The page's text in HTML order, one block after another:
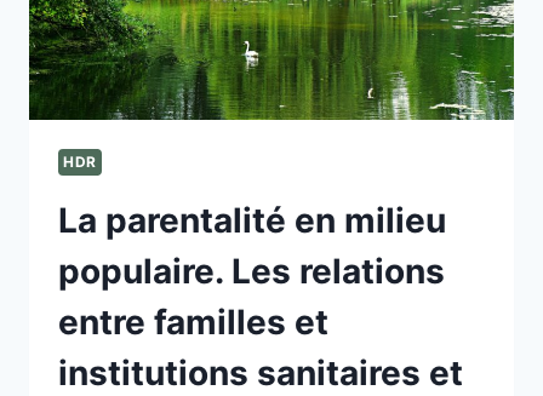
HDR
La parentalité en milieu
populaire. Les relations
entre familles et
institutions sanitaires et